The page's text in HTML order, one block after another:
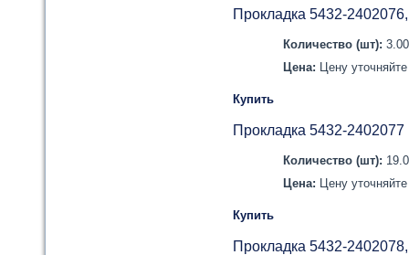
Прокладка 5432-
Количество (шт):
Цена: Цену
Купить
Прокладка 5432-
Количество (шт):
Цена: Цену
Купить
Прокладка 5432-